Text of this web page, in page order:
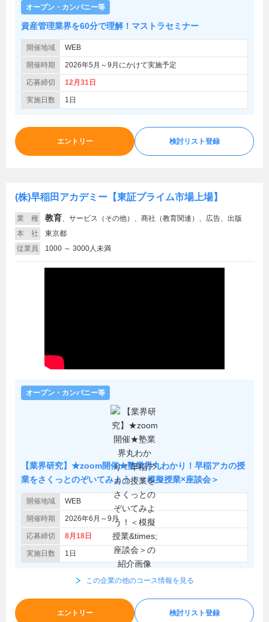
オープン・カンパニー等
資産管理業界を60分で理解！マストラセミナー
開催地域 WEB
開催時期 2026年5月～9月にかけて実施予定
応募締切 12月31日
実施日数 1日
エントリー 検討リスト登録
(株)早稲田アカデミー【東証プライム市場上場】
業 種 教育、 サービス（その他）、商社（教育関連）、広告、出版
本 社
東京都
従業員
1000 ～ 3000人未満
オープン・カンパニー等
【業界研究】★zoom開催★塾業界丸わかり！早稲アカの授
業をさくっとのぞいてみよう！＜模擬授業×座談会＞
開催地域 WEB
開催時期 2026年6月～9月
応募締切 8月18日
実施日数 1日
この企業の他のコース情報を見る
エントリー 検討リスト登録